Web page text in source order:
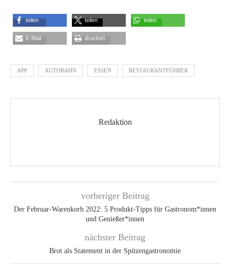
teilen teilen teilen
E-Mail drucken
APP AUTOBAHN ESSEN RESTAURANTFÜHRER
Redaktion
vorheriger Beitrag
Der Februar-Warenkorb 2022: 5 Produkt-Tipps für Gastronom*innen
und Genießer*innen
nächster Beitrag
Brot als Statement in der Spitzengastronomie